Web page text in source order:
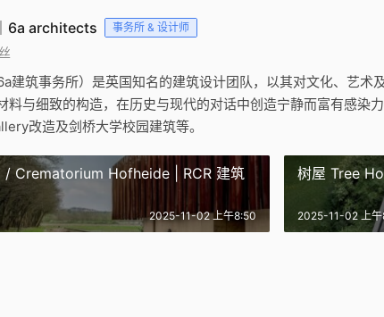
6a architects 事务所 & 设计师
建筑事务所）是英国知名的建筑设计团队，以其对文化、艺术
料与细致的构造，在历史与现代的对话中创造宁静而富有感染
改造及剑桥大学校园建筑等。
/ Crematorium Hofheide | RCR 建筑
2025-11-02 上午8:50
树屋 Tree
2025-11-02 上
伯特博物馆 E20 /
维多利亚与阿伯特博物馆时尚画
事务所｜6a